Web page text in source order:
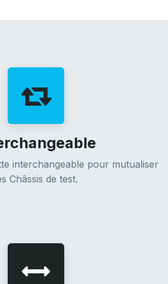
interchangeable pour mutualiser
Châssis de test.